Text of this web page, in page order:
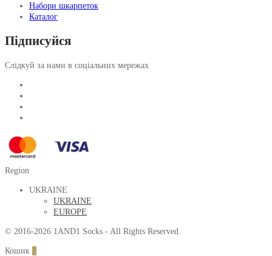
Набори шкарпеток
Каталог
Підписуйся
Слідкуй за нами в соціальних мережах
Region
UKRAINE
UKRAINE
EUROPE
© 2016-2026 1AND1 Socks - All Rights Reserved.
Кошик